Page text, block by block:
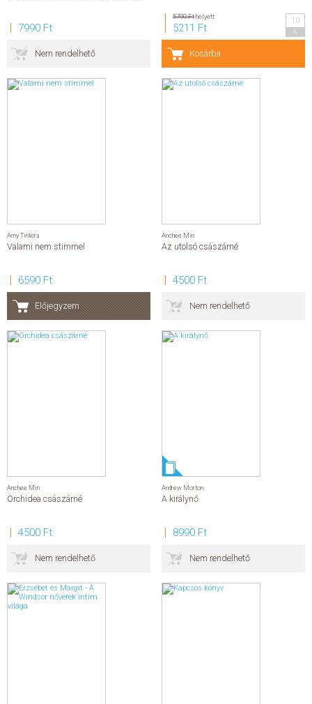
7990 Ft
Nem rendelhető
5790 Fthelyett
5211 Ft
10
Kosárba
Amy Tintera
Valami nem stimmel
6590 Ft
Előjegyzem
Anchee Min
Az utolsó császárné
4500 Ft
Nem rendelhető
Anchee Min
Orchidea császárné
4500 Ft
Nem rendelhető
Andrew Morton
A királynő
8990 Ft
Nem rendelhető